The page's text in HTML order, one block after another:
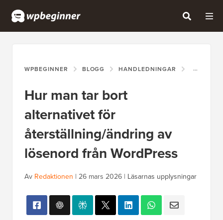
WPBEGINNER BLOGG HANDLEDNINGAR HUR
Hur man tar bort
alternativet för
återställning/ändring av
lösenord från WordPress
Av Redaktionen | 26 mars 2026 | Läsarnas upplysningar